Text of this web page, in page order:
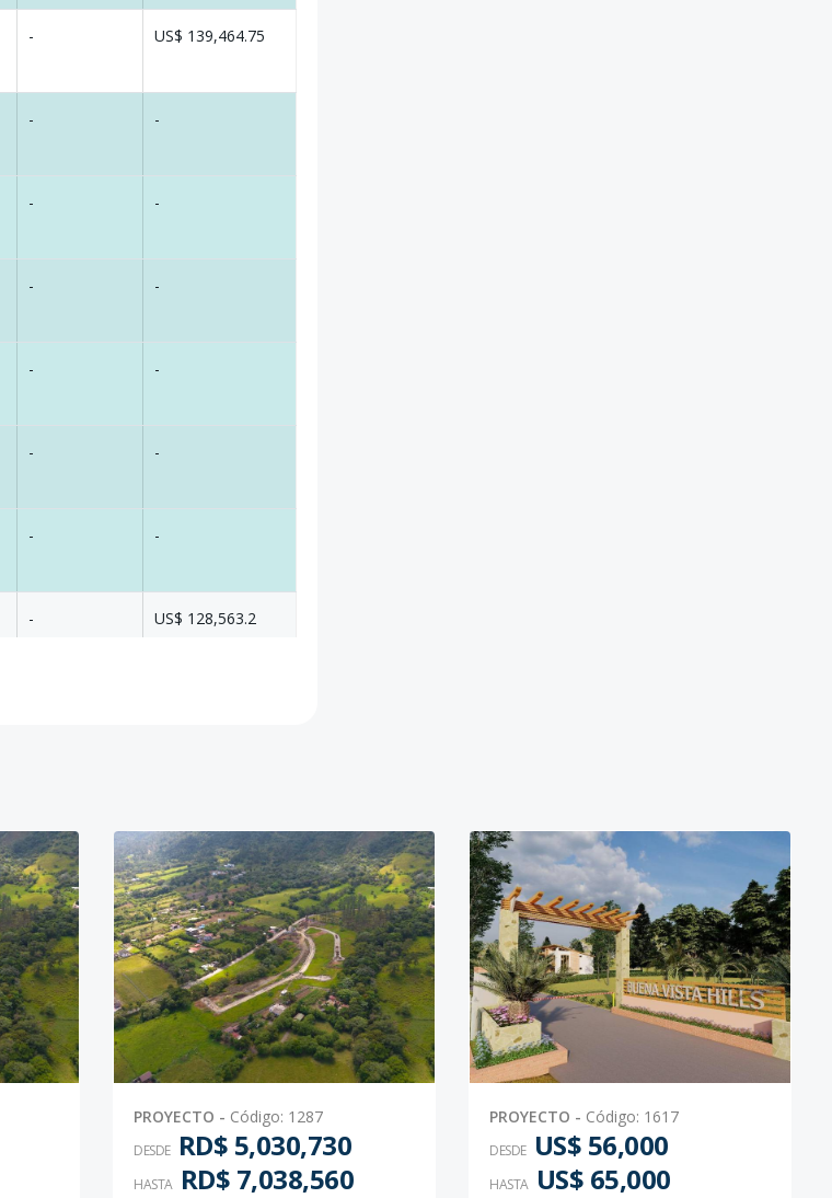
- US$ 139,464.75
- -
- -
- -
- -
- -
- -
- US$ 128,563.2
- -
- US$ 77,193
- US$ 264,335.25
-
PROYECTO - Código: 1287
DESDE RD$ 5,030,730
HASTA RD$ 7,038,560
PROYECTO - Código: 1617
DESDE US$ 56,000
HASTA US$ 65,000